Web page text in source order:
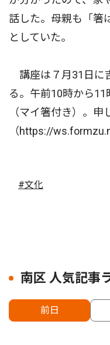
話した。母親も「箸
としていた。
講座は７月31日に
る。午前10時から
（マイ箸付き）。申
（https://
#文化
南区 人気記事
前日